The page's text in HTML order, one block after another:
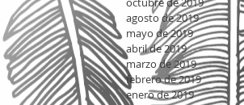
agosto de 2019
mayo de 2019
abril de 2019
marzo de 2019
febrero de 2019
enero de 2019